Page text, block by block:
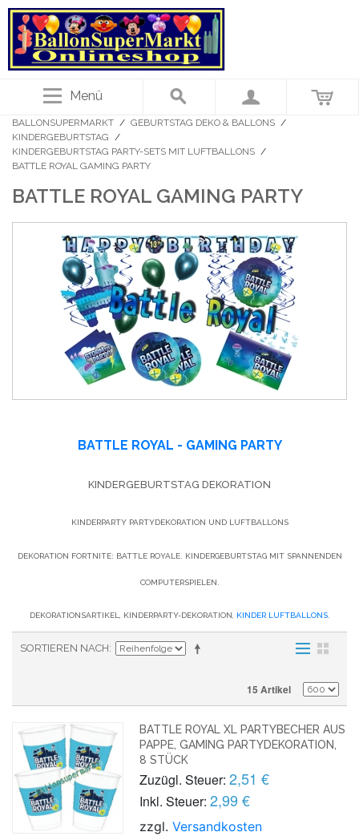
Menü
BALLONSUPERMARKT / GEBURTSTAG DEKO & BALLONS /
KINDERGEBURTSTAG /
KINDERGEBURTSTAG PARTY-SETS MIT LUFTBALLONS /
BATTLE ROYAL GAMING PARTY
BATTLE ROYAL GAMING PARTY
BATTLE ROYAL - GAMING PARTY
KINDERGEBURTSTAG DEKORATION
KINDERPARTY PARTYDEKORATION UND LUFTBALLONS
DEKORATION FORTNITE: BATTLE ROYALE. KINDERGEBURTSTAG MIT SPANNENDEN
COMPUTERSPIELEN.
DEKORATIONSARTIKEL, KINDERPARTY-DEKORATION, KINDER LUFTBALLONS.
SORTIEREN NACH
15 Artikel
BATTLE ROYAL XL PARTYBECHER AUS
PAPPE, GAMING PARTYDEKORATION,
8 STÜCK
Zuzügl. Steuer: 2,51 €
Inkl. Steuer: 2,99 €
zzgl.Versandkosten